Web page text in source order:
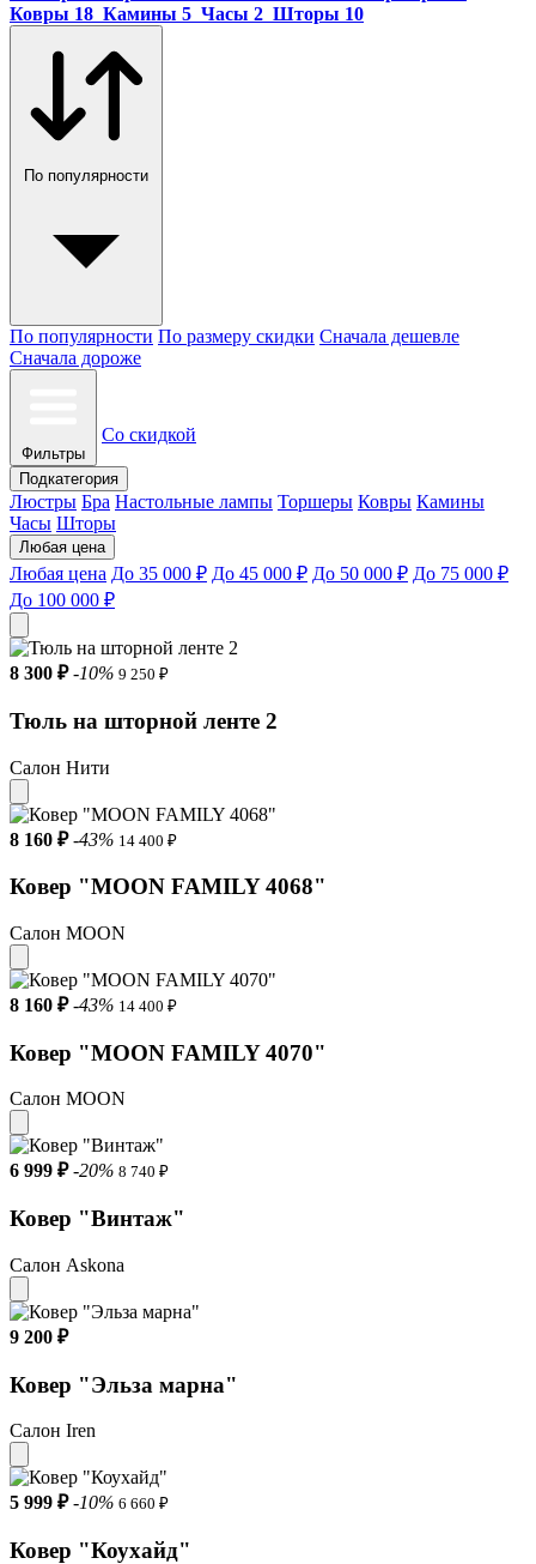
Ковры 18 Камины 5 Часы 2 Шторы 10
По популярности
По популярности По размеру скидки Сначала дешевле
Сначала дороже
Фильтры
Со скидкой
Подкатегория
Люстры Бра Настольные лампы Торшеры Ковры Камины
Часы Шторы
Любая цена
Любая цена До 35 000 ₽ До 45 000 ₽ До 50 000 ₽ До 75 000 ₽
До 100 000 ₽
8 300 ₽ -10% 9 250 ₽
Тюль на шторной ленте 2
Салон Нити
8 160 ₽ -43% 14 400 ₽
Ковер "MOON FAMILY 4068"
Салон MOON
8 160 ₽ -43% 14 400 ₽
Ковер "MOON FAMILY 4070"
Салон MOON
6 999 ₽ -20% 8 740 ₽
Ковер "Винтаж"
Салон Askona
9 200 ₽
Ковер "Эльза марна"
Салон Iren
5 999 ₽ -10% 6 660 ₽
Ковер "Коухайд"